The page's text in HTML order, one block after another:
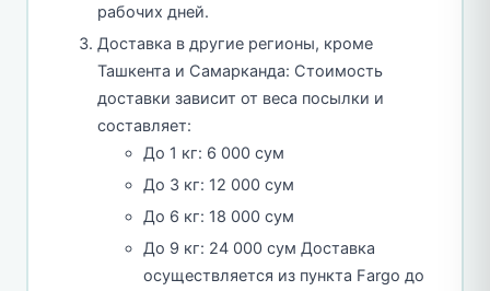
рабочих дней.
Доставка в другие регионы, кроме
Ташкента и Самарканда: Стоимость
доставки зависит от веса посылки и
составляет:
До 1 кг: 6 000 сум
До 3 кг: 12 000 сум
До 6 кг: 18 000 сум
До 9 кг: 24 000 сум Доставка
осуществляется из пункта Fargo до